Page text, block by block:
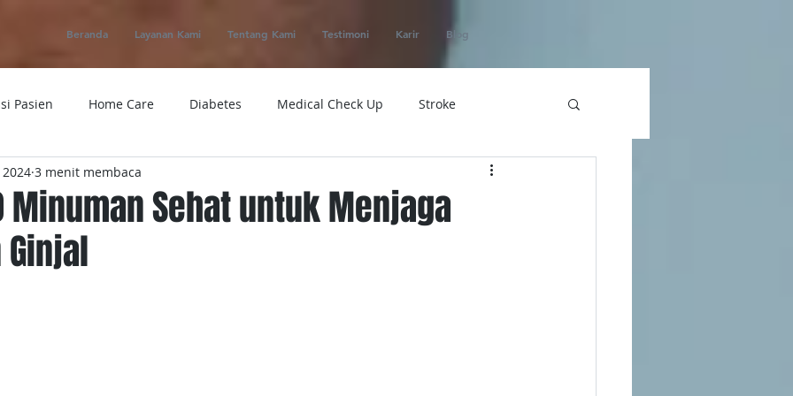
Beranda Layanan Kami Tentang Kami Testimoni Karir Blog
Pasien Home Care Diabetes Medical Check Up Stroke
Ambulance
Service
Minuman Sehat untuk Menjaga
2024 3 menit membaca